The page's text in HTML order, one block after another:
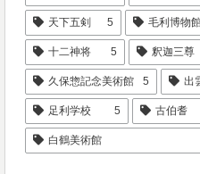
天下五剣 5 毛利博物
十二神将 5 釈迦三尊
久保惣記念美術館 5 出
足利学校 5 古伯耆
白鶴美術館